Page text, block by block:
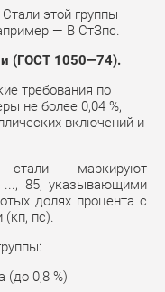
этой группы
— В СтЗпс.
(ГОСТ 1050—74).
требования по
не более 0,04 %,
вклю­чений и
стали маркируют
85, указывающими
долях про­цента с
(кп, пс).
0,8 %)